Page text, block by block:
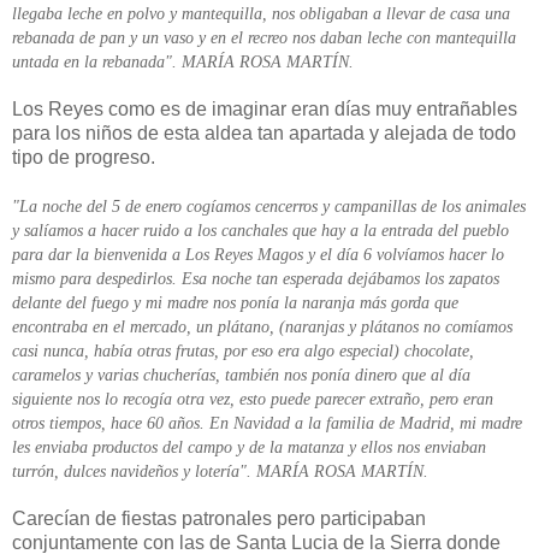
llegaba leche en polvo y mantequilla, nos obligaban a llevar de casa una
rebanada de pan y un vaso y en el recreo nos daban leche con mantequilla
untada en la rebanada". MARÍA ROSA MARTÍN.
Los Reyes como es de imaginar eran días muy entrañables
para los niños de esta aldea tan apartada y alejada de todo
tipo de progreso.
"La noche del 5 de enero cogíamos cencerros y campanillas de los animales
y salíamos a hacer ruido a los canchales que hay a la entrada del pueblo
para dar la bienvenida a Los Reyes Magos y el día 6 volvíamos hacer lo
mismo para despedirlos. Esa noche tan esperada dejábamos los zapatos
delante del fuego y mi madre nos ponía la naranja más gorda que
encontraba en el mercado, un plátano, (naranjas y plátanos no comíamos
casi nunca, había otras frutas, por eso era algo especial) chocolate,
caramelos y varias chucherías, también nos ponía dinero que al día
siguiente nos lo recogía otra vez, esto puede parecer extraño, pero eran
otros tiempos, hace 60 años. En Navidad a la familia de Madrid, mi madre
les enviaba productos del campo y de la matanza y ellos nos enviaban
turrón, dulces navideños y lotería". MARÍA ROSA MARTÍN.
Carecían de fiestas patronales pero participaban
conjuntamente con las de Santa Lucia de la Sierra donde